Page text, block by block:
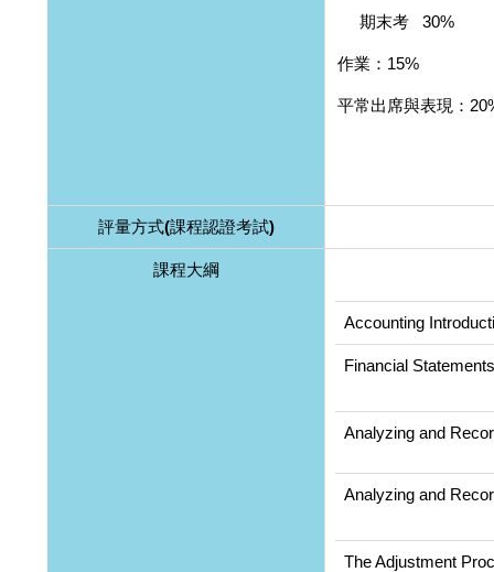
期末考 30%
作業：15%
平常出席與表現：
評量方式(課程認證考試)
課程大綱
Accounting
Financial Statements
Analyzing and
Analyzing and
The Adjustment